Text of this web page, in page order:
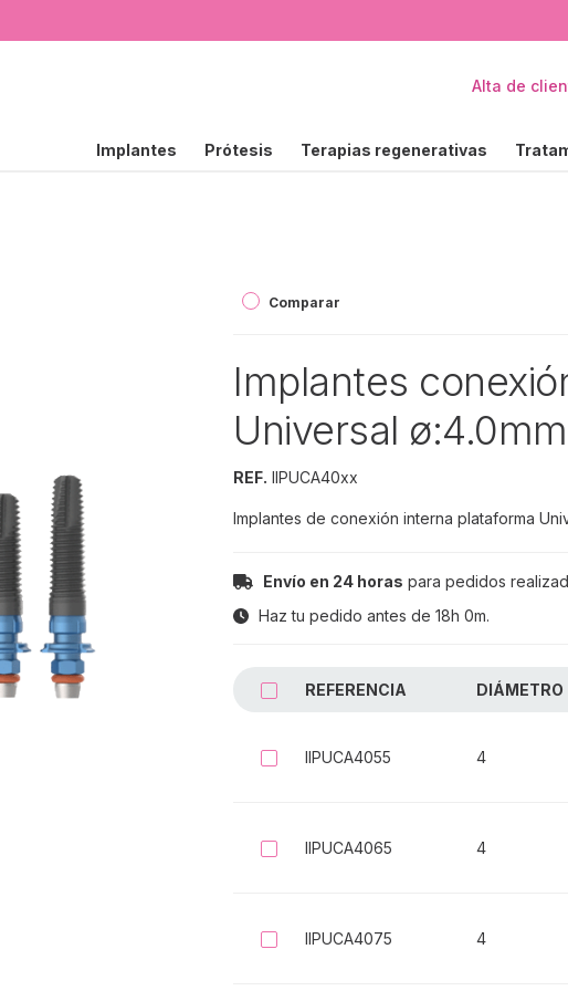
Implantes Prótesis Terapias regenerativas
Alta de
Comparar
Implantes
Universal ø:4.0mm
REF. IIPUCA40xx
Implantes de conexión interna plataforma
Envío en 24 horas para pedidos
Haz tu pedido antes de 18h 0m.
SELECCIONAR TODO
REFERENCIA DIÁMETRO
Seleccionar
IIPUCA4055 4
Seleccionar
IIPUCA4065 4
Seleccionar
IIPUCA4075 4